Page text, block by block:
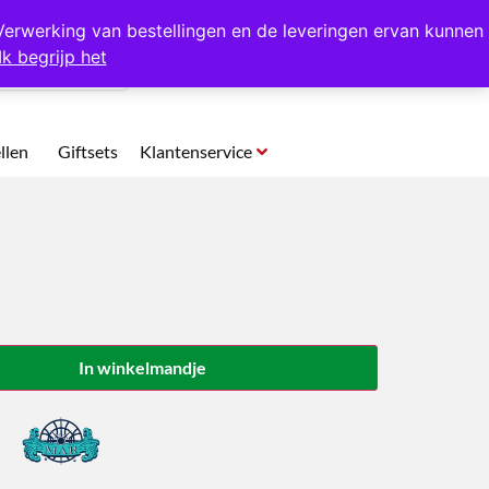
van bestellingen en de leveringen ervan kunnen
begrijp het
halen in Hansweert
Giftsets Klantenservice
In winkelmandje